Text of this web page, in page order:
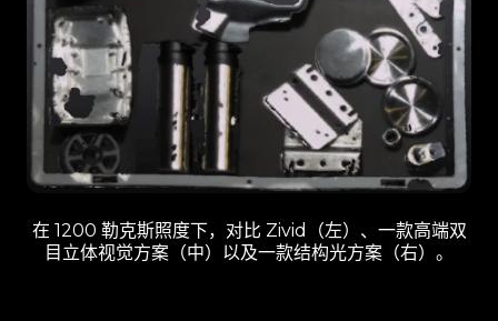
在 1200 勒克斯照度下，对比 Zivid（左）、一款高端双
目立体视觉方案（中）以及一款结构光方案（右）。